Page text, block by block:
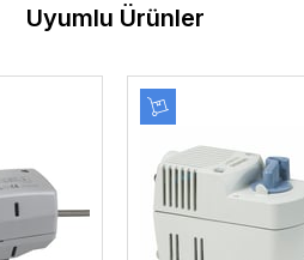
Uyumlu Ürünler